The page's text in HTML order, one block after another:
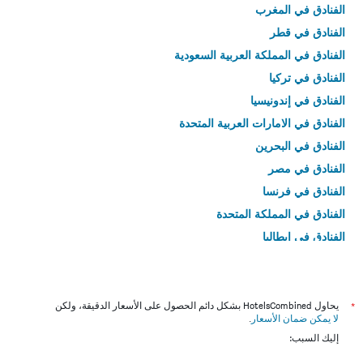
الفنادق في المغرب
الفنادق في قطر
الفنادق في المملكة العربية السعودية
الفنادق في تركيا
الفنادق في إندونيسيا
الفنادق في الامارات العربية المتحدة
الفنادق في البحرين
الفنادق في مصر
الفنادق في فرنسا
الفنادق في المملكة المتحدة
الفنادق في إيطاليا
*
يحاول HotelsCombined بشكل دائم الحصول على الأسعار الدقيقة، ولكن
لا يمكن ضمان الأسعار .
إليك السبب: